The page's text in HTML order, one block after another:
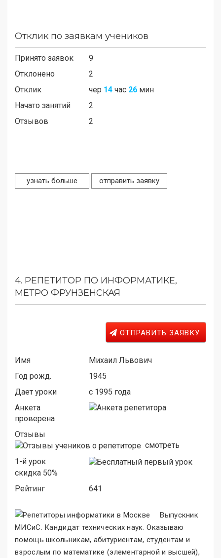
Отклик по заявкам учеников
Принято заявок
9
Отклонено
2
Отклик
чер 14 час 26 мин
Начато занятий
2
Отзывов
2
узнать больше отправить заявку
4. РЕПЕТИТОР ПО ИНФОРМАТИКЕ,
МЕТРО ФРУНЗЕНСКАЯ
ОТПРАВИТЬ ЗАЯВКУ
Имя
Михаил Львович
Год рожд.
1945
Дает уроки
c 1995 года
Анкета
проверена
Отзывы
смотреть
1-й урок
скидка 50%
Рейтинг
641
Выпускник
МИСиС. Кандидат технических наук. Оказываю
помощь школьникам, абитуриентам, студентам и
взрослым по математике (элементарной и высшей),